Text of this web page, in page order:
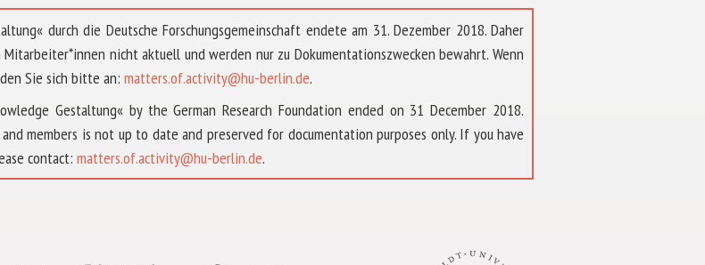
durch die Deutsche Forschungsgemeinschaft endete am 31. Dezember 2018. Daher
Mitarbeiter*innen nicht aktuell und werden nur zu Dokumentationszwecken bewahrt. Wenn
Sie sich bitte an: matters.of.activity@hu-berlin.de.
Gestaltung« by the German Research Foundation ended on 31 December 2018.
members is not up to date and preserved for documentation purposes only. If you have
contact: matters.of.activity@hu-berlin.de.